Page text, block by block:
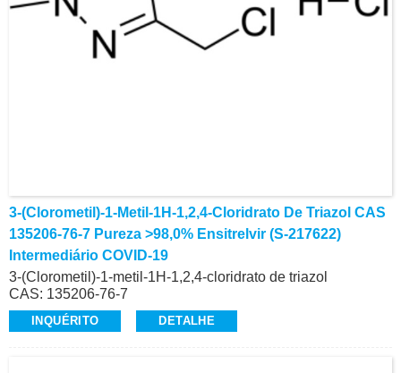
3-(Clorometil)-1-Metil-1H-1,2,4-Cloridrato De Triazol CAS
135206-76-7 Pureza >98,0% Ensitrelvir (S-217622)
Intermediário COVID-19
3-(Clorometil)-1-metil-1H-1,2,4-cloridrato de triazol
CAS: 135206-76-7
Pureza: >98,0% (HPLC)
Aparência: Pó branco a amarelo
INQUÉRITO DETALHE